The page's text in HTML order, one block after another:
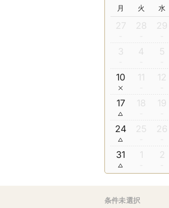
月 火 水
27 28 29
3 4 5
10 11 12
17 18 19
24 25 26
31 1 2
条件未選択